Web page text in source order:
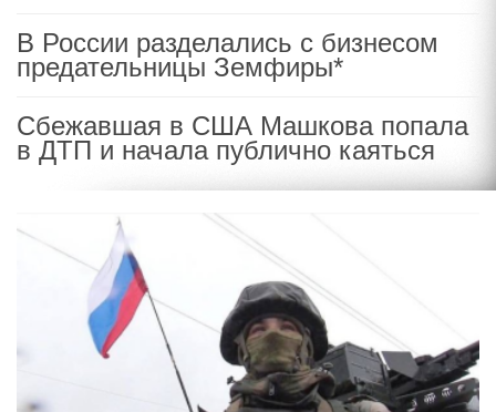
В России разделались с бизнесом
предательницы Земфиры*
Сбежавшая в США Машкова попала
в ДТП и начала публично каяться